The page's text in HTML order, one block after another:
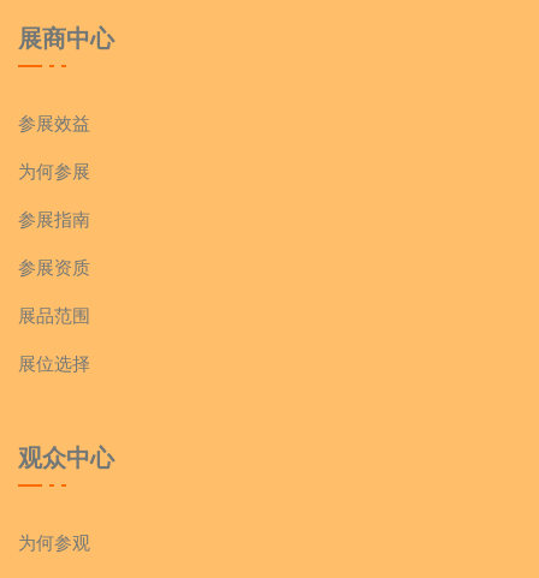
展商中心
参展效益
为何参展
参展指南
参展资质
展品范围
展位选择
观众中心
为何参观